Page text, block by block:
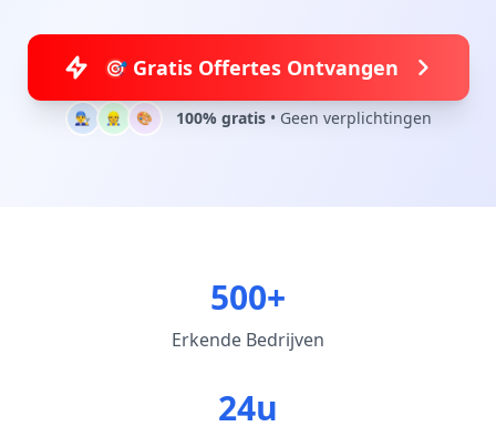
🎯 Gratis Offertes Ontvangen
👨‍🔧 👷 🎨 100% gratis• Geen verplichtingen
500+
Erkende Bedrijven
24u